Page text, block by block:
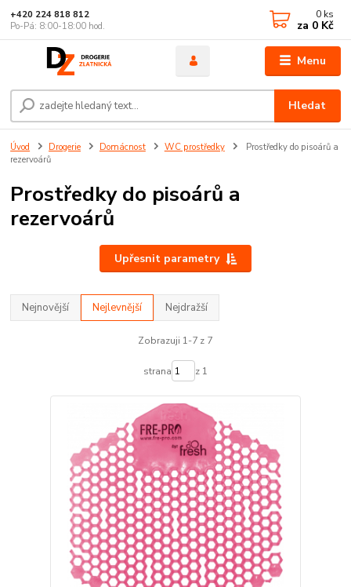
Menu
Hledat
+420 224 818 812
Po-Pá: 8:00-18:00 hod.
0 ks
za 0 Kč
Úvod Drogerie Domácnost WC prostředky
Prostředky do pisoárů a
rezervoárů
Prostředky do pisoárů a
rezervoárů
Upřesnit parametry
Nejnovější Nejlevnější Nejdražší
Zobrazuji 1-7 z 7
strana z 1